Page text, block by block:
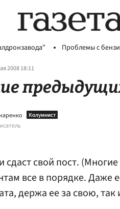
Проблемы с
2008 18:11
свой пост.
все в порядке. Даже
держа ее за свою, так